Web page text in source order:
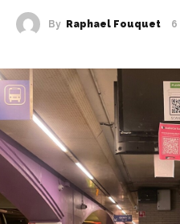
By Raphael Fouquet 6